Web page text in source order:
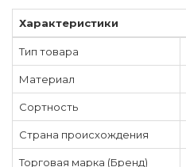
Характеристики
Тип товара
Материал
Сортность
Страна происхождения
Торговая марка (Бренд)